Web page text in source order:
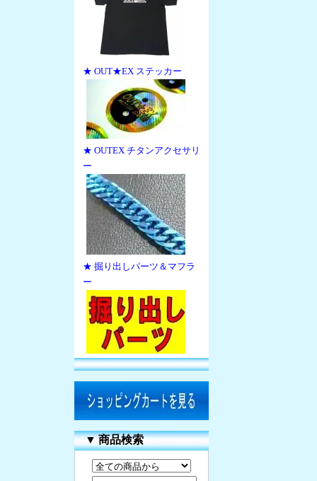
★ OUT★EX ステッカー
★ OUTEX チタンアクセサリ
ー
★ 掘り出しパーツ＆マフラ
ー
▼商品検索